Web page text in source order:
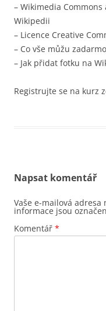
– Wikimedia
Wikipedii
– Licence Creative
– Co vše můžu
– Jak přidat fotku na
Registrujte se na kurz
Napsat komentář
Vaše e-mailová
informace jsou
Komentář *